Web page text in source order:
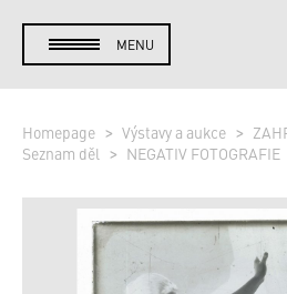
MENU
Homepage Výstavy a aukce
Seznam děl
NEGATIV FOTOGRAFIE